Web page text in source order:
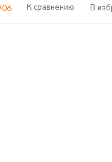
К сравнению В